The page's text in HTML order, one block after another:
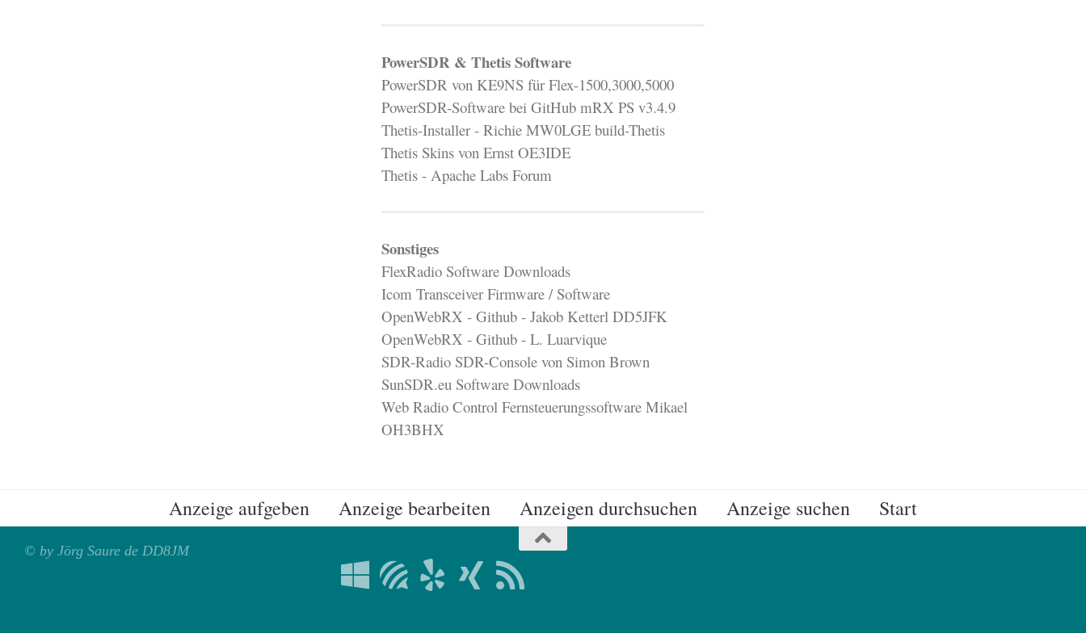
PowerSDR & Thetis Software
PowerSDR von KE9NS für Flex-1500,3000,5000
PowerSDR-Software bei GitHub mRX PS v3.4.9
Thetis-Installer - Richie MW0LGE build-Thetis
Thetis Skins von Ernst OE3IDE
Thetis - Apache Labs Forum
Sonstiges
FlexRadio Software Downloads
Icom Transceiver Firmware / Software
OpenWebRX - Github - Jakob Ketterl DD5JFK
OpenWebRX - Github - L. Luarvique
SDR-Radio SDR-Console von Simon Brown
SunSDR.eu Software Downloads
Web Radio Control Fernsteuerungssoftware Mikael
OH3BHX
Anzeige aufgeben Anzeige bearbeiten Anzeigen durchsuchen Anzeige suchen Start
© by Jörg Saure de DD8JM